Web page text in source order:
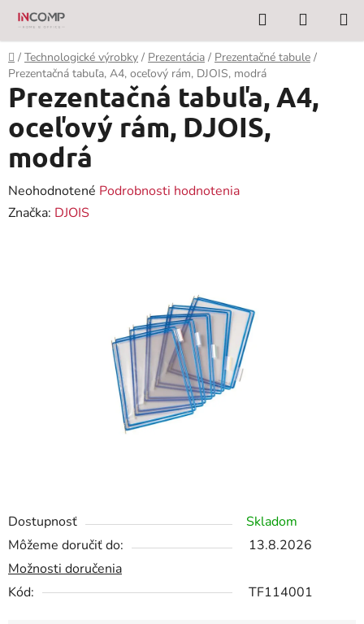
Prejsť
obsah
Hľadať
KOŠÍK
Domov
/ Technologické výrobky / Prezentácia / Prezentačné tabule /
Prezentačná tabuľa, A4, oceľový rám, DJOIS, modrá
Dostupnosť
Skladom
Môžeme doručiť do:
13.8.2026
Možnosti doručenia
Kód:
TF114001
Prezentačná tabuľa, A4,
oceľový rám, DJOIS,
modrá
Priemerné
hodnotenie
Neohodnotené Podrobnosti hodnotenia
Značka: DJOIS